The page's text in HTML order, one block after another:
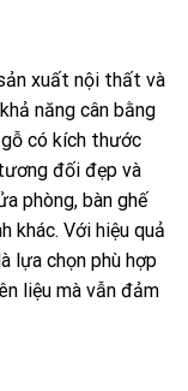
xuất nội thất và
năng cân bằng
có kích thước
đối đẹp và
phòng, bàn ghế
khác. Với hiệu quả
lựa chọn phù hợp
liệu mà vẫn đảm